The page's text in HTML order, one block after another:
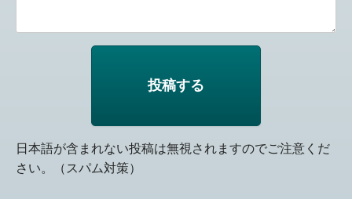
日本語が含まれない投稿は無視されますのでご注意くだ
さい。（スパム対策）